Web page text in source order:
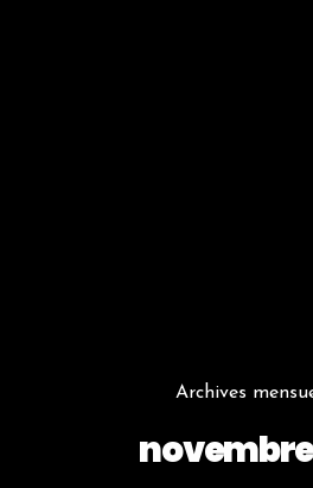
Archives
novembre